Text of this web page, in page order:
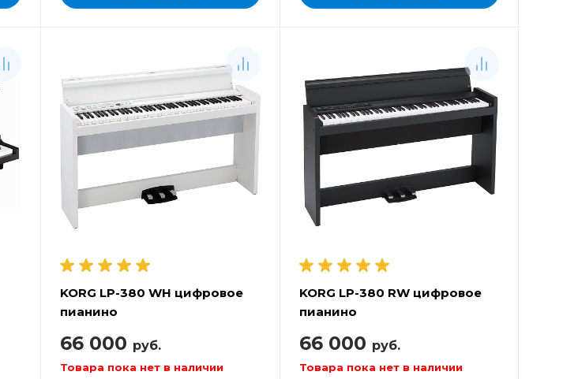
KORG LP-380 WH цифровое
пианино
66 000 руб.
Товара пока нет в наличии
KORG LP-380 RW цифровое
пианино
66 000 руб.
Товара пока нет в наличии